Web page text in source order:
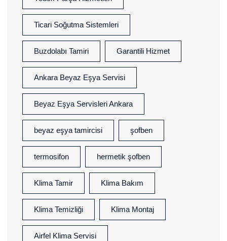
Ticari Soğutma Sistemleri
Buzdolabı Tamiri Garantili Hizmet
Ankara Beyaz Eşya Servisi
Beyaz Eşya Servisleri Ankara
beyaz eşya tamircisi şofben
termosifon hermetik şofben
Klima Tamir Klima Bakım
Klima Temizliği Klima Montaj
Airfel Klima Servisi